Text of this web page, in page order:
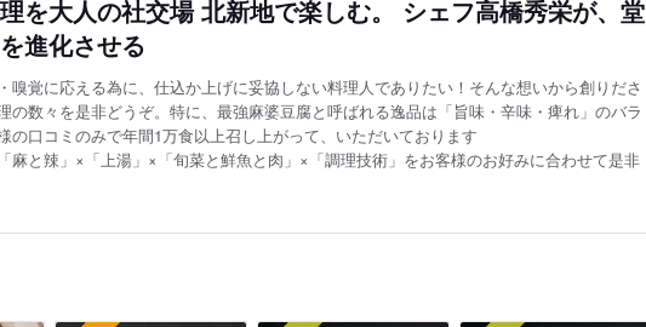
を大人の社交場 北新地で楽しむ。 シェフ高橋秀栄が、堂
進化させる
嗅覚に応える為に、仕込か上げに妥協しない料理人でありたい！そんな想いから創りださ
の数々を是非どうぞ。特に、最強麻婆豆腐と呼ばれる逸品は「旨味・辛味・痺れ」のバラ
の口コミのみで年間1万食以上召し上がって、いただいております
麻と辣」×「上湯」×「旬菜と鮮魚と肉」×「調理技術」をお客様のお好みに合わせて是非